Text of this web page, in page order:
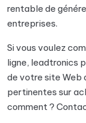
rentable de
entreprises.
Si vous voulez
ligne, leadtronics
de votre site Web
pertinentes sur
comment ?